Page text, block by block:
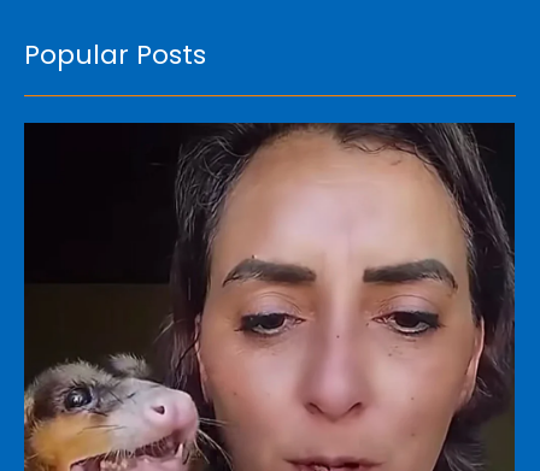
Popular Posts